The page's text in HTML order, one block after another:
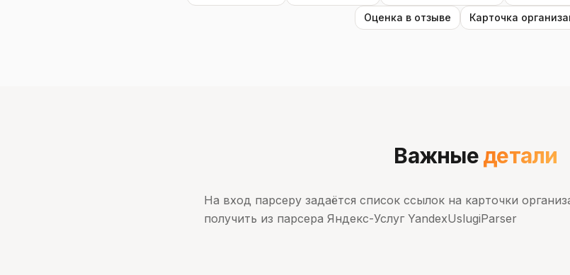
Оценка в отзыве
Карточка
Важныедетали
На вход парсеру задаётся список ссылок на карточки
получить из парсера Яндекс-Услуг YandexUslugiParser